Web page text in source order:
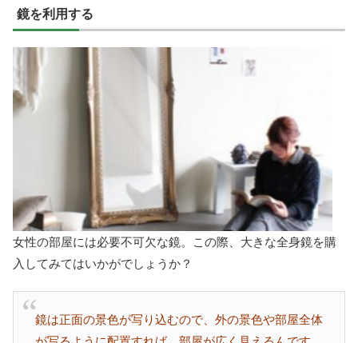
鏡を利用する
女性の部屋には必要不可欠な鏡。この際、大きな全身鏡を購
入してみてはいかがでしょうか？
鏡は正面の景色が写り込むので、外の景色や部屋全体